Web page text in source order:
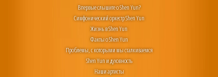
Впервые слышите о Shen Yun?
Симфонический оркестр Shen Yun
Жизнь в Shen Yun
Факты о Shen Yun
Проблемы, с которыми мы сталкиваемся
Shen Yun и духовность
Наши артисты